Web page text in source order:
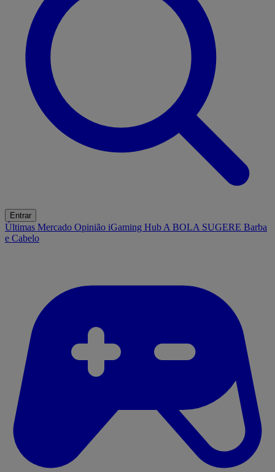
Entrar
Últimas Mercado Opinião iGaming Hub A BOLA SUGERE Barba
e Cabelo